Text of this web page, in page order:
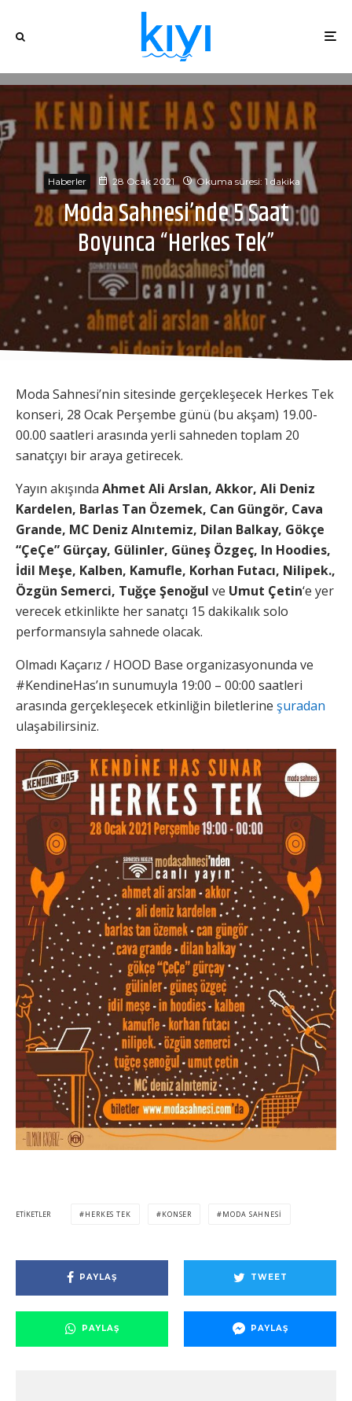
Haberler 28 Ocak 2021 Okuma süresi: 1 dakika
Moda Sahnesi’nde 5 Saat
Boyunca “Herkes Tek”
Moda Sahnesi’nin sitesinde gerçekleşecek Herkes Tek
konseri, 28 Ocak Perşembe günü (bu akşam) 19.00-
00.00 saatleri arasında yerli sahneden toplam 20
sanatçıyı bir araya getirecek.
Yayın akışında Ahmet Ali Arslan, Akkor, Ali Deniz
Kardelen, Barlas Tan Özemek, Can Güngör, Cava
Grande, MC Deniz Alnıtemiz, Dilan Balkay, Gökçe
“ÇeÇe” Gürçay, Gülinler, Güneş Özgeç, In Hoodies,
İdil Meşe, Kalben, Kamufle, Korhan Futacı, Nilipek.,
Özgün Semerci, Tuğçe Şenoğul ve Umut Çetin‘e yer
verecek etkinlikte her sanatçı 15 dakikalık solo
performansıyla sahnede olacak.
Olmadı Kaçarız / HOOD Base organizasyonunda ve
#KendineHas’ın sunumuyla 19:00 – 00:00 saatleri
arasında gerçekleşecek etkinliğin biletlerine şuradan
ulaşabilirsiniz.
ETIKETLER HERKES TEK KONSER MODA SAHNESI
PAYLAŞ TWEET
PAYLAŞ PAYLAŞ